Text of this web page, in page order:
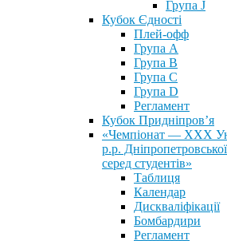
Група J
Кубок Єдності
Плей-офф
Група А
Група В
Група С
Група D
Регламент
Кубок Придніпров’я
«Чемпіонат — ХХХ
р.р.
серед студентів»
Таблиця
Календар
Дискваліфікації
Бомбардири
Регламент